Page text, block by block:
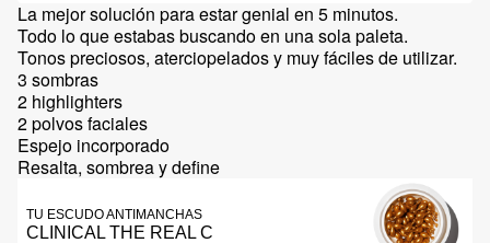
La mejor solución para estar genial en 5 minutos.
Todo lo que estabas buscando en una sola paleta.
Tonos preciosos, aterciopelados y muy fáciles de utilizar.
3 sombras
2 highlighters
2 polvos faciales
Espejo incorporado
Resalta, sombrea y define
TU ESCUDO ANTIMANCHAS
CLINICAL THE REAL C